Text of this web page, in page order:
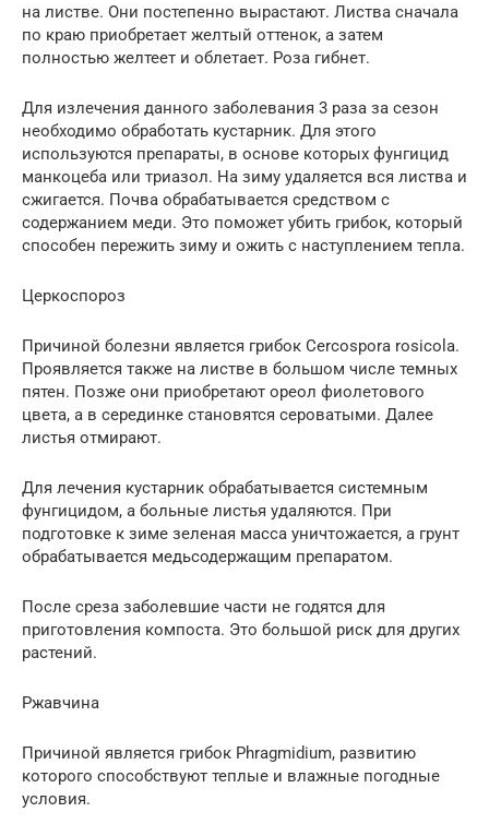
на листве. Они постепенно вырастают. Листва сначала
по краю приобретает желтый оттенок, а затем
полностью желтеет и облетает. Роза гибнет.
Для излечения данного заболевания 3 раза за сезон
необходимо обработать кустарник. Для этого
используются препараты, в основе которых фунгицид
манкоцеба или триазол. На зиму удаляется вся листва и
сжигается. Почва обрабатывается средством с
содержанием меди. Это поможет убить грибок, который
способен пережить зиму и ожить с наступлением тепла.
Церкоспороз
Причиной болезни является грибок Cercospora rosicola.
Проявляется также на листве в большом числе темных
пятен. Позже они приобретают ореол фиолетового
цвета, а в серединке становятся сероватыми. Далее
листья отмирают.
Для лечения кустарник обрабатывается системным
фунгицидом, а больные листья удаляются. При
подготовке к зиме зеленая масса уничтожается, а грунт
обрабатывается медьсодержащим препаратом.
После среза заболевшие части не годятся для
приготовления компоста. Это большой риск для других
растений.
Ржавчина
Причиной является грибок Phragmidium, развитию
которого способствуют теплые и влажные погодные
условия.